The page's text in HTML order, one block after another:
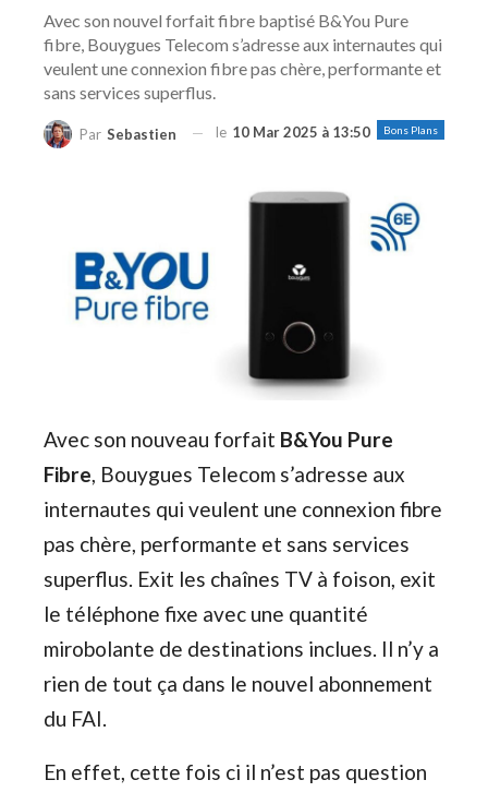
Avec son nouvel forfait fibre baptisé B&You Pure
fibre, Bouygues Telecom s’adresse aux internautes qui
veulent une connexion fibre pas chère, performante et
sans services superflus.
Bons Plans
Par Sebastien le 10 Mar 2025 à 13:50
Avec son nouveau forfait B&You Pure
Fibre, Bouygues Telecom s’adresse aux
internautes qui veulent une connexion fibre
pas chère, performante et sans services
superflus. Exit les chaînes TV à foison, exit
le téléphone fixe avec une quantité
mirobolante de destinations inclues. Il n’y a
rien de tout ça dans le nouvel abonnement
du FAI.
En effet, cette fois ci il n’est pas question